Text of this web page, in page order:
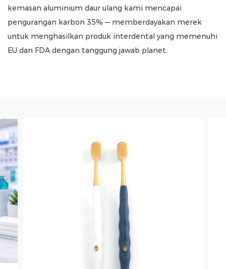
kemasan aluminium daur ulang kami mencapai
pengurangan karbon 35% — memberdayakan merek
untuk menghasilkan produk interdental yang memenuhi
EU dan FDA dengan tanggung jawab planet.